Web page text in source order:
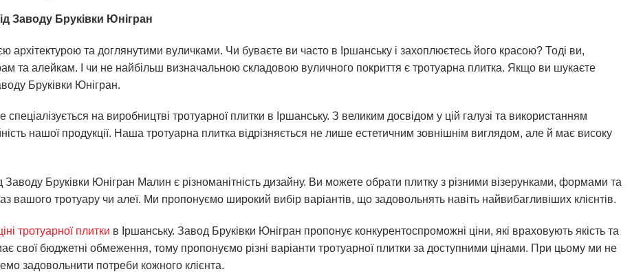
Заводу Бруківки Юнігран
архітектурою та доглянутими вуличками. Чи буваєте ви часто в Іршанську і захоплюєтесь його красою? Тоді ви,
та алейкам. І чи не найбільш визначальною складовою вуличного покриття є тротуарна плитка. Якщо ви шукаєте
Бруківки Юнігран.
на виробництві тротуарної плитки в Іршанську. З великим досвідом у цій галузі та використанням
нашої продукції. Наша тротуарна плитка відрізняється не лише естетичним зовнішнім виглядом, але й має високу
Бруківки Юнігран Малин є різноманітність дизайну. Ви можете обрати плитку з різними візерунками, формами та
вашого тротуару чи алеї. Ми пропонуємо широкий вибір варіантів, що задовольнять навіть найвибагливіших клієнтів.
тротуарної плитки в Іршанську. Завод Бруківки Юнігран пропонує конкурентоспроможні ціни, які враховують якість та
свої бюджетні обмеження, тому пропонуємо різні варіанти тротуарної плитки за доступними цінами. При цьому ми не
задовольнити потреби кожного клієнта.